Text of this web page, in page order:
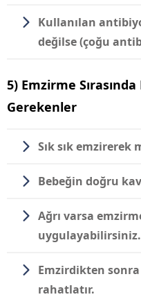
Kullanılan
değilse (çoğu
5) Emzirme
Gerekenler
Sık sık emzirerek
Bebeğin doğru
Ağrı varsa
uygulayabilirsiniz.
Emzirdikten
rahatlatır.